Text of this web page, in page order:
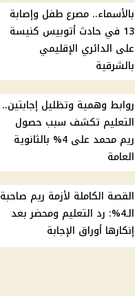
بالأسماء.. مصرع طفل وإصابة
13 في حادث أتوبيس كنيسة
على الدائري الإقليمي
بالشرقية
روابط وهمية وتظليل إجابتين..
التعليم تكشف سبب حصول
ريم محمد على 4% بالثانوية
العامة
القصة الكاملة لأزمة ريم صاحبة
الـ4%: رد التعليم ومحضر بعد
إنكارها أوراق الإجابة